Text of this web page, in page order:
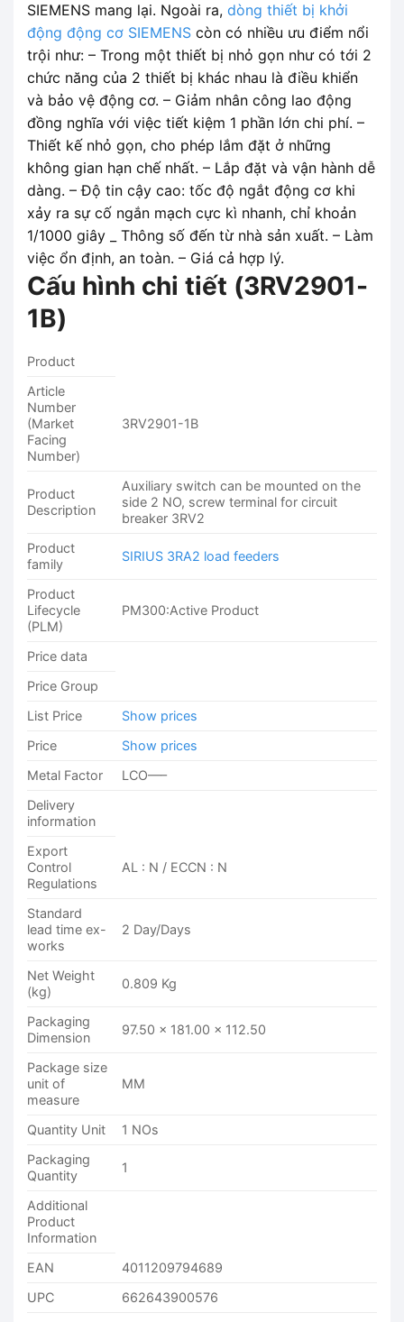
SIEMENS mang lại. Ngoài ra, dòng thiết bị khởi
động động cơ SIEMENS còn có nhiều ưu điểm nổi
trội như: – Trong một thiết bị nhỏ gọn như có tới 2
chức năng của 2 thiết bị khác nhau là điều khiển
và bảo vệ động cơ. – Giảm nhân công lao động
đồng nghĩa với việc tiết kiệm 1 phần lớn chi phí. –
Thiết kế nhỏ gọn, cho phép lắm đặt ở những
không gian hạn chế nhất. – Lắp đặt và vận hành dễ
dàng. – Độ tin cậy cao: tốc độ ngắt động cơ khi
xảy ra sự cố ngắn mạch cực kì nhanh, chỉ khoản
1/1000 giây _ Thông số đến từ nhà sản xuất. – Làm
việc ổn định, an toàn. – Giá cả hợp lý.
Cấu hình chi tiết (3RV2901-
1B)
Product
Article
Number
(Market
Facing
Number)
3RV2901-1B
Product
Description
Auxiliary switch can be mounted on the
side 2 NO, screw terminal for circuit
breaker 3RV2
Product
family
SIRIUS 3RA2 load feeders
Product
Lifecycle
(PLM)
PM300:Active Product
Price data
Price Group
List Price
Show prices
Price
Show prices
Metal Factor
LCO—–
Delivery
information
Export
Control
Regulations
AL : N / ECCN : N
Standard
lead time ex-
works
2 Day/Days
Net Weight
(kg)
0.809 Kg
Packaging
Dimension
97.50 x 181.00 x 112.50
Package size
unit of
measure
MM
Quantity Unit
1 NOs
Packaging
Quantity
1
Additional
Product
Information
EAN
4011209794689
UPC
662643900576